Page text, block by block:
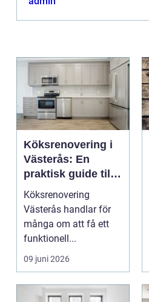
Köksrenovering i
Västerås: En
praktisk guide till
ett lyckat projekt
Köksrenovering
Västerås handlar för
många om att få ett
funktionell...
09 juni 2026